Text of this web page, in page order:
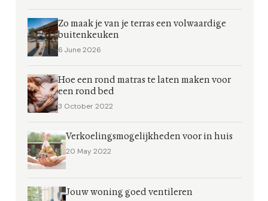
Zo maak je van je terras een volwaardige
buitenkeuken
6 June 2026
Hoe een rond matras te laten maken voor
een rond bed
3 October 2022
Verkoelingsmogelijkheden voor in huis
20 May 2022
Jouw woning goed ventileren